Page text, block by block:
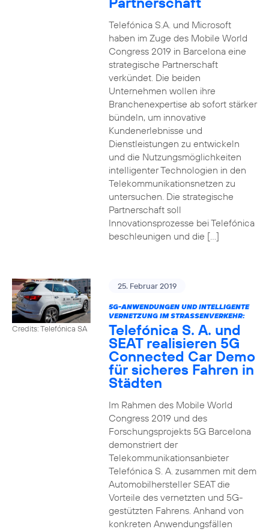
Telefónica S.A. und Microsoft
haben im Zuge des Mobile World
Congress 2019 in Barcelona eine
strategische Partnerschaft
verkündet. Die beiden
Unternehmen wollen ihre
Branchenexpertise ab sofort stärker
bündeln, um innovative
Kundenerlebnisse und
Dienstleistungen zu entwickeln
und die Nutzungsmöglichkeiten
intelligenter Technologien in den
Telekommunikationsnetzen zu
untersuchen. Die strategische
Partnerschaft soll
Innovationsprozesse bei Telefónica
beschleunigen und die […]
Credits: Telefónica SA
25. Februar 2019
5G-ANWENDUNGEN UND INTELLIGENTE
VERNETZUNG IM STRASSENVERKEHR:
Telefónica S. A. und
SEAT realisieren 5G
Connected Car Demo
für sicheres Fahren in
Städten
Im Rahmen des Mobile World
Congress 2019 und des
Forschungsprojekts 5G Barcelona
demonstriert der
Telekommunikationsanbieter
Telefónica S. A. zusammen mit dem
Automobilhersteller SEAT die
Vorteile des vernetzten und 5G-
gestützten Fahrens. Anhand von
konkreten Anwendungsfällen